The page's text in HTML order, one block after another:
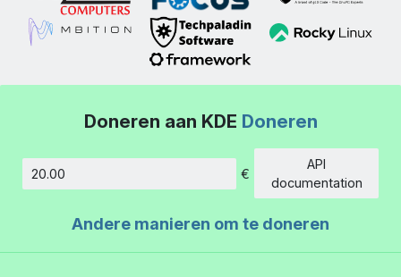
Doneren aan KDE Doneren
Hoeveelheid
€
API
documentation
Andere manieren om te doneren